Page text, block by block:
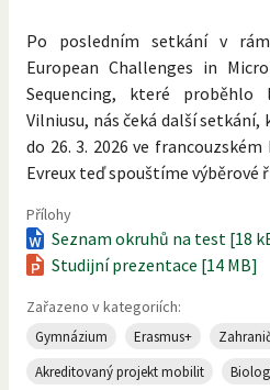
Po posledním setkání v
European Challenges in
Sequencing, které
Vilniusu, nás čeká další setkání,
do 26. 3. 2026 ve
Evreux teď spouštíme výběrové
Přílohy
Seznam okruhů na test [18
Studijní prezentace [14 MB]
Zařazeno v kategoriích:
Gymnázium Erasmus+
Akreditovaný projekt mobilit